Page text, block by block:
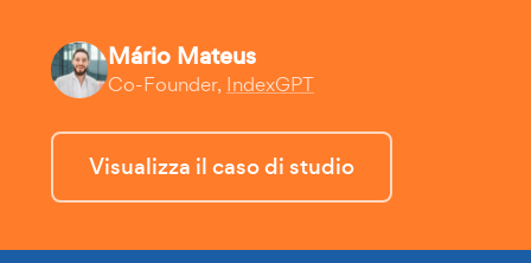
Mário Mateus
Co-Founder, IndexGPT
Visualizza il caso di studio